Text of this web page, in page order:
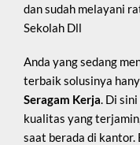
dan sudah melayani
Sekolah Dll
Anda yang sedang
terbaik solusinya
Seragam Kerja. Di
kualitas yang
saat berada di kantor.